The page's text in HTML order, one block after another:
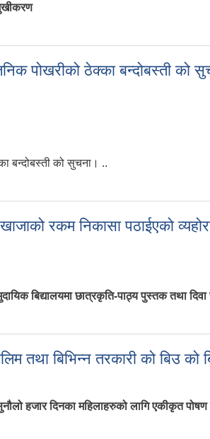
पोखरीको ठेक्का बन्दोबस्ती को
बन्दोबस्ती को सुचना। ..
रकम निकासा पठाईएको
बिद्यालयमा छात्रकृति-पाठ्य पुस्तक तथा दिवा
तथा बिभिन्न तरकारी को बिउ को
हजार दिनका महिलाहरुको लागि एकीकृत पोषण